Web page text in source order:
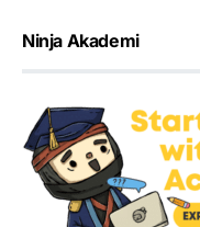
Ninja Akademi